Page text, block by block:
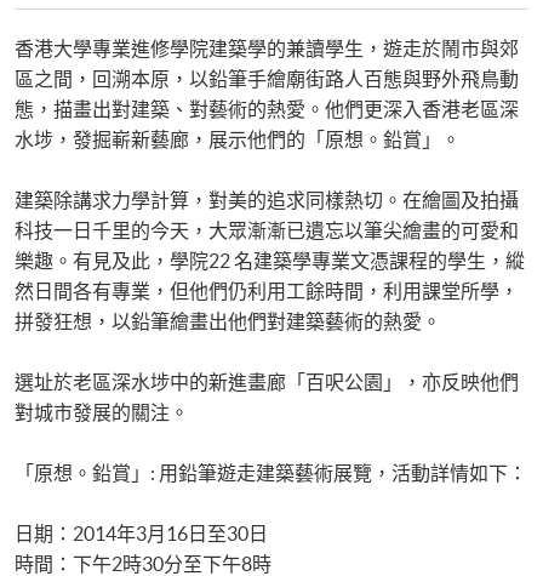
香港大學專業進修學院建築學的兼讀學生，遊走於鬧市與郊
區之間，回溯本原，以鉛筆手繪廟街路人百態與野外飛鳥動
態，描畫出對建築、對藝術的熱愛。他們更深入香港老區深
水埗，發掘嶄新藝廊，展示他們的「原想。鉛賞」。
建築除講求力學計算，對美的追求同樣熱切。在繪圖及拍攝
科技一日千里的今天，大眾漸漸已遺忘以筆尖繪畫的可愛和
樂趣。有見及此，學院22 名建築學專業文憑課程的學生，縱
然日間各有專業，但他們仍利用工餘時間，利用課堂所學，
拼發狂想，以鉛筆繪畫出他們對建築藝術的熱愛。
選址於老區深水埗中的新進畫廊「百呎公園」，亦反映他們
對城市發展的關注。
「原想。鉛賞」: 用鉛筆遊走建築藝術展覽，活動詳情如下：
日期：2014年3月16日至30日
時間：下午2時30分至下午8時